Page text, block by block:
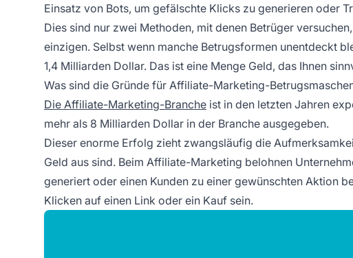
Einsatz von Bots, um gefälschte Klicks zu generieren oder
Dies sind nur zwei Methoden, mit denen Betrüger
einzigen. Selbst wenn manche Betrugsformen unentdeckt
1,4 Milliarden Dollar. Das ist eine Menge Geld, das Ihnen
Was sind die Gründe für Affiliate-Marketing-
Die Affiliate-Marketing-Branche ist in den letzten Jahren
mehr als 8 Milliarden Dollar in der Branche ausgegeben.
Dieser enorme Erfolg zieht zwangsläufig die
Geld aus sind. Beim Affiliate-Marketing belohnen
generiert oder einen Kunden zu einer gewünschten Aktion
Klicken auf einen Link oder ein Kauf sein.